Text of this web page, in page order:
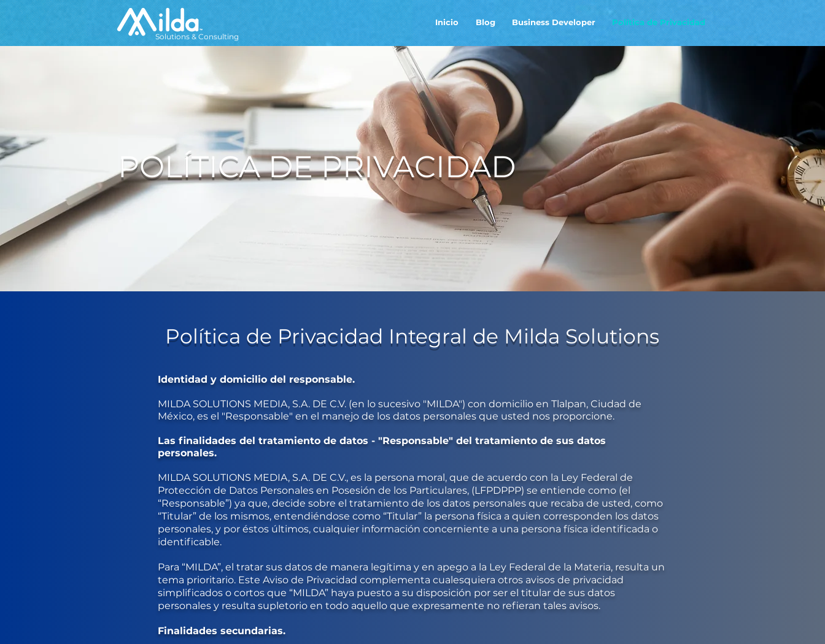
Solutions & Consulting
Inicio Blog Business Developer Política de Privacidad
POLÍTICA DE PRIVACIDAD
Política de Privacidad Integral de Milda Solutions
Identidad y domicilio del responsable.
MILDA SOLUTIONS MEDIA, S.A. DE C.V. (en lo sucesivo "MILDA") con domicilio en Tlalpan, Ciudad de
México, es el "Responsable" en el manejo de los datos personales que usted nos proporcione.
Las finalidades del tratamiento de datos - "Responsable" del tratamiento de sus datos
personales.
MILDA SOLUTIONS MEDIA, S.A. DE C.V., es la persona moral, que de acuerdo con la Ley Federal de
Protección de Datos Personales en Posesión de los Particulares, (LFPDPPP) se entiende como (el
“Responsable”) ya que, decide sobre el tratamiento de los datos personales que recaba de usted, como
“Titular” de los mismos, entendiéndose como “Titular” la persona física a quien corresponden los datos
personales, y por éstos últimos, cualquier información concerniente a una persona física identificada o
identificable.
Para “MILDA”, el tratar sus datos de manera legítima y en apego a la Ley Federal de la Materia, resulta un
tema prioritario. Este Aviso de Privacidad complementa cualesquiera otros avisos de privacidad
simplificados o cortos que “MILDA” haya puesto a su disposición por ser el titular de sus datos
personales y resulta supletorio en todo aquello que expresamente no refieran tales avisos.
Finalidades secundarias.